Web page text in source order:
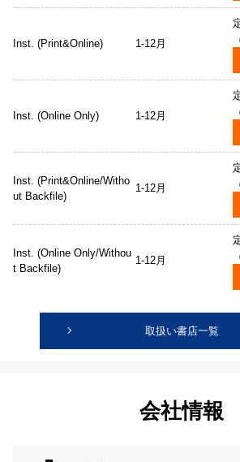
Inst. (Print&Online) 1-12月
Inst. (Online Only) 1-12月
Inst. (Print&Online/Witho
ut Backfile)
1-12月
Inst. (Online Only/Withou
t Backfile)
1-12月
取扱い書店一覧
会社情報